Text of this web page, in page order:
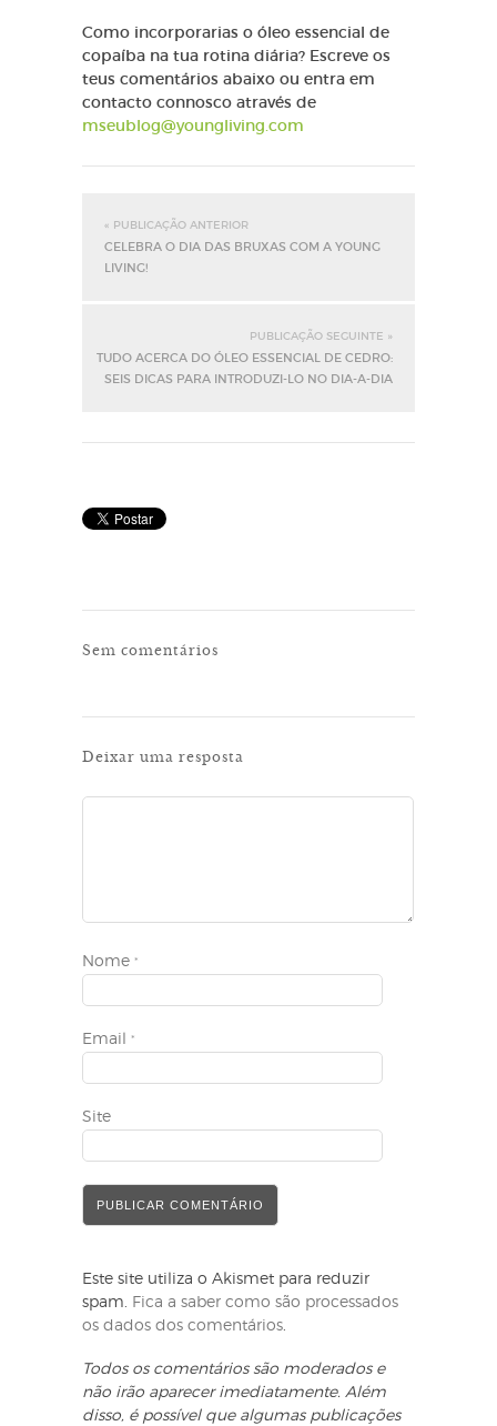
Como incorporarias o óleo essencial de
copaíba na tua rotina diária? Escreve os
teus comentários abaixo ou entra em
contacto connosco através de
mseublog@youngliving.com
« PUBLICAÇÃO ANTERIOR
CELEBRA O DIA DAS BRUXAS COM A YOUNG
LIVING!
PUBLICAÇÃO SEGUINTE »
TUDO ACERCA DO ÓLEO ESSENCIAL DE CEDRO:
SEIS DICAS PARA INTRODUZI-LO NO DIA-A-DIA
Sem comentários
Deixar uma resposta
Nome *
Email *
Site
Este site utiliza o Akismet para reduzir
spam. Fica a saber como são processados
os dados dos comentários.
Todos os comentários são moderados e
não irão aparecer imediatamente. Além
disso, é possível que algumas publicações